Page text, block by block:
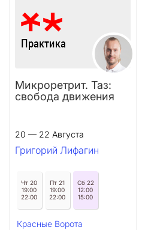
Микроретрит. Таз:
свобода движения
20 — 22 Августа
Григорий Лифагин
Чт 20
19:00
22:00
Пт 21
19:00
22:00
Сб 22
12:00
15:00
Красные Ворота